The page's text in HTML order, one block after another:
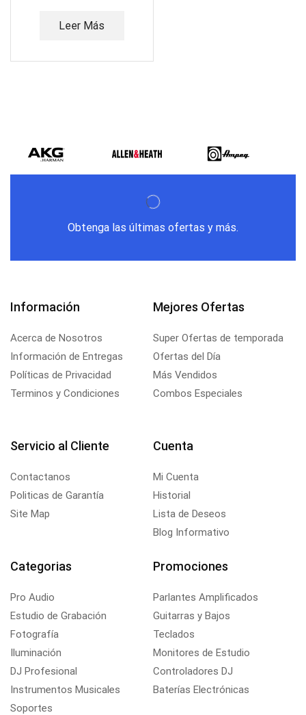
Leer Más
Obtenga las últimas ofertas y más.
Información
Acerca de Nosotros
Información de Entregas
Políticas de Privacidad
Terminos y Condiciones
Mejores Ofertas
Super Ofertas de temporada
Ofertas del Día
Más Vendidos
Combos Especiales
Servicio al Cliente
Contactanos
Politicas de Garantía
Site Map
Cuenta
Mi Cuenta
Historial
Lista de Deseos
Blog Informativo
Categorias
Pro Audio
Estudio de Grabación
Fotografía
Iluminación
DJ Profesional
Instrumentos Musicales
Soportes
Promociones
Parlantes Amplificados
Guitarras y Bajos
Teclados
Monitores de Estudio
Controladores DJ
Baterías Electrónicas